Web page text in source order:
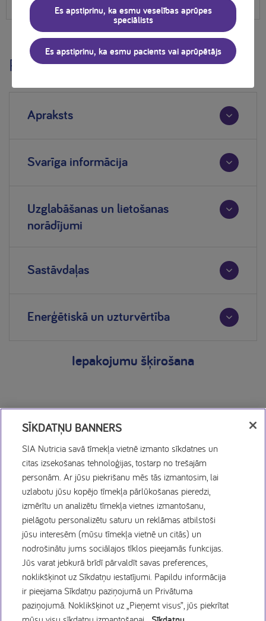
Produkta informācija
Apraksts
Svarīga informācija
Uzglabāšanas un lietošanas
norādījumi
Sastāvdaļas
Enerģētiskā un uzturvērtība
Iepakojumu šķirošana
Sīkdatņu politika
Privātuma politika
Lietošanas noteikumi
Vakances
Sīkfailu preferences
Es apstiprinu, ka esmu veselības aprūpes
speciālists
Es apstiprinu, ka esmu pacients vai aprūpētājs
SĪKDATŅU BANNERS
SIA Nutricia savā tīmekļa vietnē izmanto sīkdatnes un
citas izsekošanas tehnoloģijas, tostarp no trešajām
personām. Ar jūsu piekrišanu mēs tās izmantosim, lai
uzlabotu jūsu kopējo tīmekļa pārlūkošanas pieredzi,
izmērītu un analizētu tīmekļa vietnes izmantošanu,
pielāgotu personalizētu saturu un reklāmas atbilstoši
jūsu interesēm (mūsu tīmekļa vietnē un citās) un
nodrošinātu jums sociālajos tīklos pieejamās funkcijas.
Jūs varat jebkurā brīdī pārvaldīt savas preferences,
noklikšķinot uz Sīkdatņu iestatījumi. Papildu informācija
ir pieejama Sīkdatņu paziņojumā un Privātuma
paziņojumā. Noklikšķinot uz „Pieņemt visus”, jūs piekrītat